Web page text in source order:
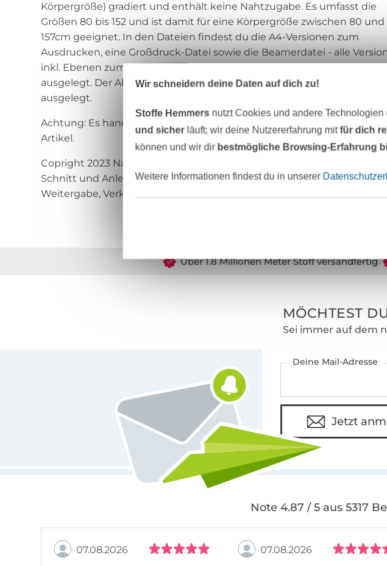
Körpergröße) gradiert und enthält keine Nahtzugabe. Es umfasst die
Größen 80 bis 152 und ist damit für eine Körpergröße zwischen 80 und
157cm geeignet. In den Dateien findest du die A4-Versionen zum
Ausdrucken, eine Großdruck-Datei sowie die Beamerdatei - alle
inkl. Ebenen zum Ein- und Ausblenden der Größen. Alilly ist auf Jersey
ausgelegt. Der Abschluss des Schnittmusters ist auf normales Säumen
ausgelegt.
Achtung: Es handelt sich um ein digitales Produkt - keinen
Artikel.
Copright 2023 Natalie Hartmannsgruber Rosalieb & Wildblau - Für
Schnitt und Anleitung wird keine Haftung übernommen. Tausch,
Weitergabe, Verkauf oder Veröffentlichung sind strengstens untersagt.
Über 1.8 Millionen Meter Stoff versandfertig
MÖCHTEST
Sei immer auf dem
Deine Mail-Adresse
Jetzt
Note 4.87 / 5 aus 5317
07.08.2026
07.08.2026
Wir schneidern deine Daten auf dich zu!
Stoffe Hemmers nutzt Cookies und andere
und sicherläuft; wir deine Nutzererfahrung mitfür dich
können und wir dir bestmögliche Browsing-Erfahrung
Weitere Informationen findest du in unserer